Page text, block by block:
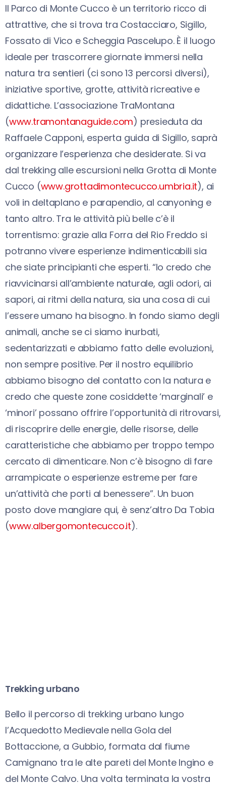
Il Parco di Monte Cucco è un territorio ricco di
attrattive, che si trova tra Costacciaro, Sigillo,
Fossato di Vico e Scheggia Pascelupo. È il luogo
ideale per trascorrere giornate immersi nella
natura tra sentieri (ci sono 13 percorsi diversi),
iniziative sportive, grotte, attività ricreative e
didattiche. L’associazione TraMontana
(www.tramontanaguide.com) presieduta da
Raffaele Capponi, esperta guida di Sigillo, saprà
organizzare l’esperienza che desiderate. Si va
dal trekking alle escursioni nella Grotta di Monte
Cucco (www.grottadimontecucco.umbria.it), ai
voli in deltaplano e parapendio, al canyoning e
tanto altro. Tra le attività più belle c’è il
torrentismo: grazie alla Forra del Rio Freddo si
potranno vivere esperienze indimenticabili sia
che siate principianti che esperti. “Io credo che
riavvicinarsi all’ambiente naturale, agli odori, ai
sapori, ai ritmi della natura, sia una cosa di cui
l’essere umano ha bisogno. In fondo siamo degli
animali, anche se ci siamo inurbati,
sedentarizzati e abbiamo fatto delle evoluzioni,
non sempre positive. Per il nostro equilibrio
abbiamo bisogno del contatto con la natura e
credo che queste zone cosiddette ‘marginali’ e
‘minori’ possano offrire l’opportunità di ritrovarsi,
di riscoprire delle energie, delle risorse, delle
caratteristiche che abbiamo per troppo tempo
cercato di dimenticare. Non c’è bisogno di fare
arrampicate o esperienze estreme per fare
un’attività che porti al benessere”. Un buon
posto dove mangiare qui, è senz’altro Da Tobia
(www.albergomontecucco.it).
Trekking urbano
Bello il percorso di trekking urbano lungo
l’Acquedotto Medievale nella Gola del
Bottaccione, a Gubbio, formata dal fiume
Camignano tra le alte pareti del Monte Ingino e
del Monte Calvo. Una volta terminata la vostra